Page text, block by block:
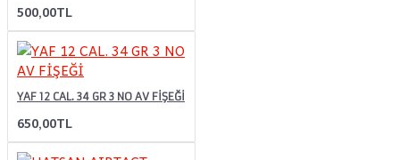
500,00TL
YAF 12 CAL. 34 GR 3 NO AV FİŞEĞİ
650,00TL